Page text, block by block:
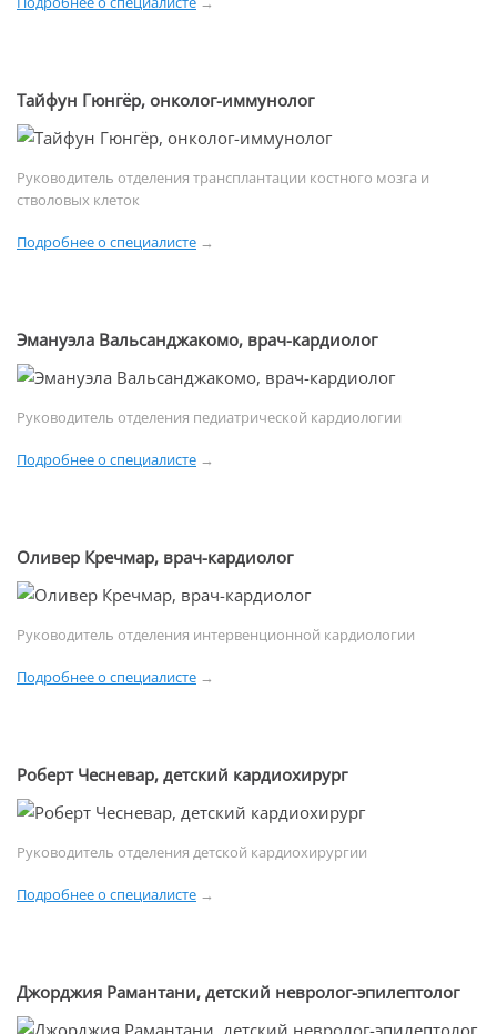
Тайфун Гюнгёр, онколог-иммунолог
Руководитель отделения трансплантации костного мозга и
стволовых клеток
Подробнее о специалисте →
Эмануэла Вальсанджакомо, врач-кардиолог
Руководитель отделения педиатрической кардиологии
Подробнее о специалисте →
Оливер Кречмар, врач-кардиолог
Руководитель отделения интервенционной кардиологии
Подробнее о специалисте →
Роберт Чесневар, детский кардиохирург
Руководитель отделения детской кардиохирургии
Подробнее о специалисте →
Джорджия Рамантани, детский невролог-эпилептолог